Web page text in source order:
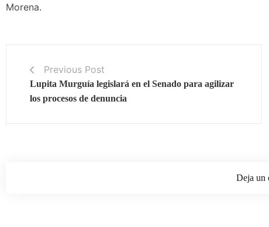
Morena.
Previous Post
Lupita Murguía legislará en el Senado para agilizar
los procesos de denuncia
Deja un